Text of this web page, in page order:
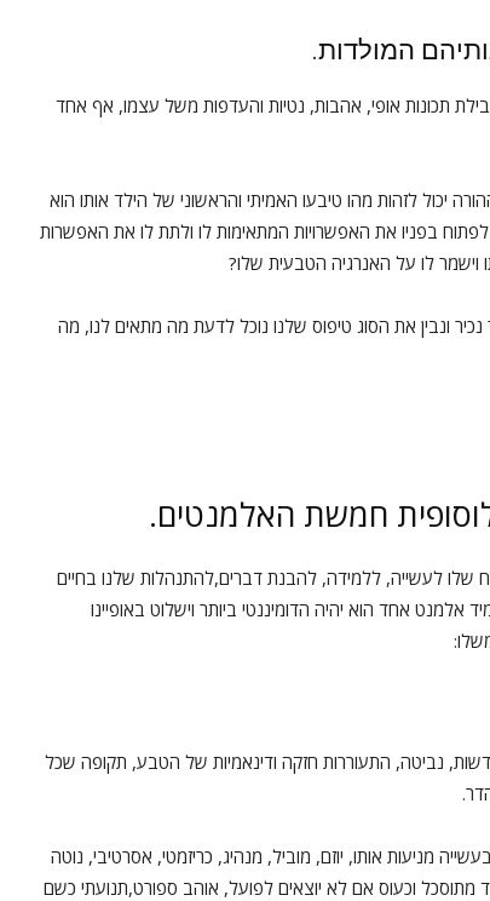
המולדות.
תכונות אופי, אהבות, נטיות והעדפות משל עצמו, אף אחד
יכול לזהות מהו טיבעו האמיתי והראשוני של הילד אותו הוא
בפניו את האפשרויות המתאימות לו ולתת לו את האפשרות
וישמר לו על האנרגיה הטבעית שלו?
ונבין את הסוג טיפוס שלנו נוכל לדעת מה מתאים לנו, מה
חמשת האלמנטים.
שלו לעשייה, ללמידה, להבנת דברים,להתנהלות שלנו בחיים
אחד הוא יהיה הדומיננטי ביותר וישלוט באופיינו
נביטה, התעוררות חזקה ודינאמיות של הטבע, תקופה שכל
מניעות אותו, יוזם, מוביל, מנהיג, כריזמטי, אסרטיבי, נוטה
וכעוס אם לא יוצאים לפועל, אוהב ספורט,תנועתי כשם